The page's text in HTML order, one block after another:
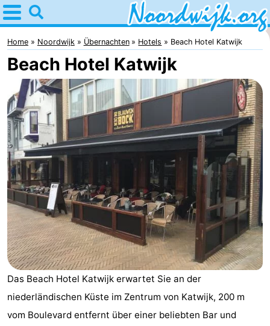
Home
Noordwijk
Tipps
Für
Kindern
Übernachten
Appartements
Campingplätze
Ferienhäuser
-
De
Gouden
Spar
-
De
Noordduinen
-
Duinresort
-
Home Noordwijk Übernachten Hotels Beach Hotel Katwijk
Beach Hotel Katwijk
Das Beach Hotel Katwijk erwartet Sie an der
niederländischen Küste im Zentrum von Katwijk, 200 m
vom Boulevard entfernt über einer beliebten Bar und